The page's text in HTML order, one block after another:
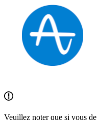
Veuillez noter que si vous